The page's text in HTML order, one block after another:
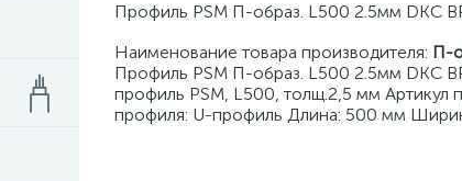
Профиль PSM П-образ. L500 2.5мм DKC
Наименование товара производителя: П-
Профиль PSM П-образ. L500 2.5мм DKC
профиль PSM, L500, толщ.2,5 мм
профиля: U-профиль Длина: 500 мм